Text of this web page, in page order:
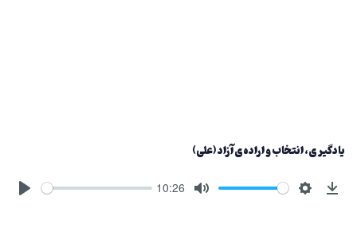
یادگیری، انتخاب و اراده‌ی آزاد (علی)
10:26